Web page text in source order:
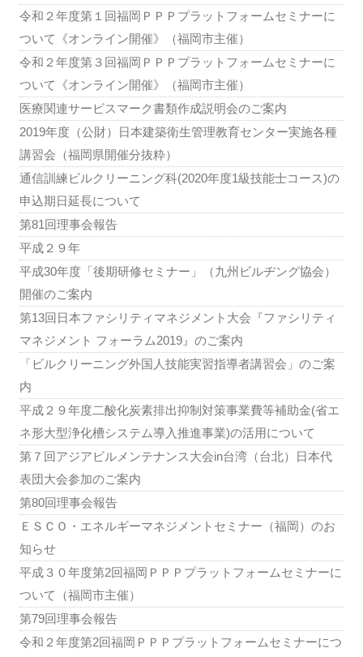
令和２年度第１回福岡ＰＰＰプラットフォームセミナーに
ついて《オンライン開催》（福岡市主催）
令和２年度第３回福岡ＰＰＰプラットフォームセミナーに
ついて《オンライン開催》（福岡市主催）
医療関連サービスマーク書類作成説明会のご案内
2019年度（公財）日本建築衛生管理教育センター実施各種
講習会（福岡県開催分抜粋）
通信訓練ビルクリーニング科(2020年度1級技能士コース)の
申込期日延長について
第81回理事会報告
平成２９年
平成30年度「後期研修セミナー」（九州ビルヂング協会）
開催のご案内
第13回日本ファシリティマネジメント大会『ファシリティ
マネジメント フォーラム2019』のご案内
「ビルクリーニング外国人技能実習指導者講習会」のご案
内
平成２９年度二酸化炭素排出抑制対策事業費等補助金(省エ
ネ形大型浄化槽システム導入推進事業)の活用について
第７回アジアビルメンテナンス大会in台湾（台北）日本代
表団大会参加のご案内
第80回理事会報告
ＥＳＣＯ・エネルギーマネジメントセミナー（福岡）のお
知らせ
平成３０年度第2回福岡ＰＰＰプラットフォームセミナーに
ついて（福岡市主催）
第79回理事会報告
令和２年度第2回福岡ＰＰＰプラットフォームセミナーにつ